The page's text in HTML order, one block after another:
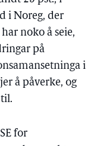
i Noreg, der
noko å seie,
på
i
å påverke, og
for